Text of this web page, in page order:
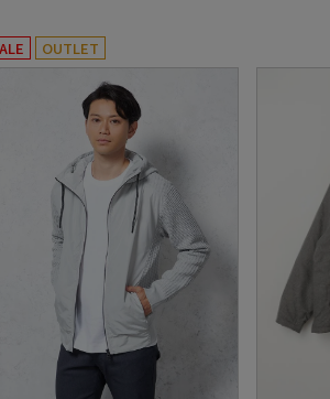
OUTLET